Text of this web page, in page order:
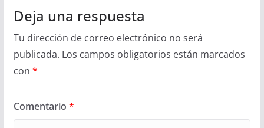
Deja una respuesta
Tu dirección de correo electrónico no será
publicada. Los campos obligatorios están marcados
con *
Comentario *